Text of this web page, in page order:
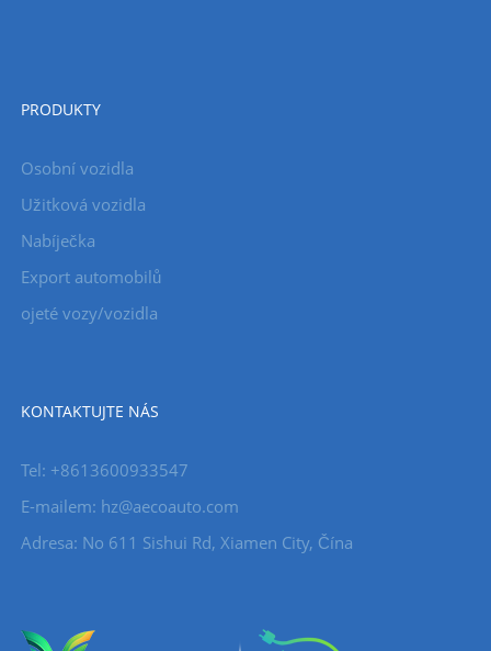
PRODUKTY
Osobní vozidla
Užitková vozidla
Nabíječka
Export automobilů
ojeté vozy/vozidla
KONTAKTUJTE NÁS
Tel: +8613600933547
E-mailem: hz@aecoauto.com
Adresa: No 611 Sishui Rd, Xiamen City, Čína